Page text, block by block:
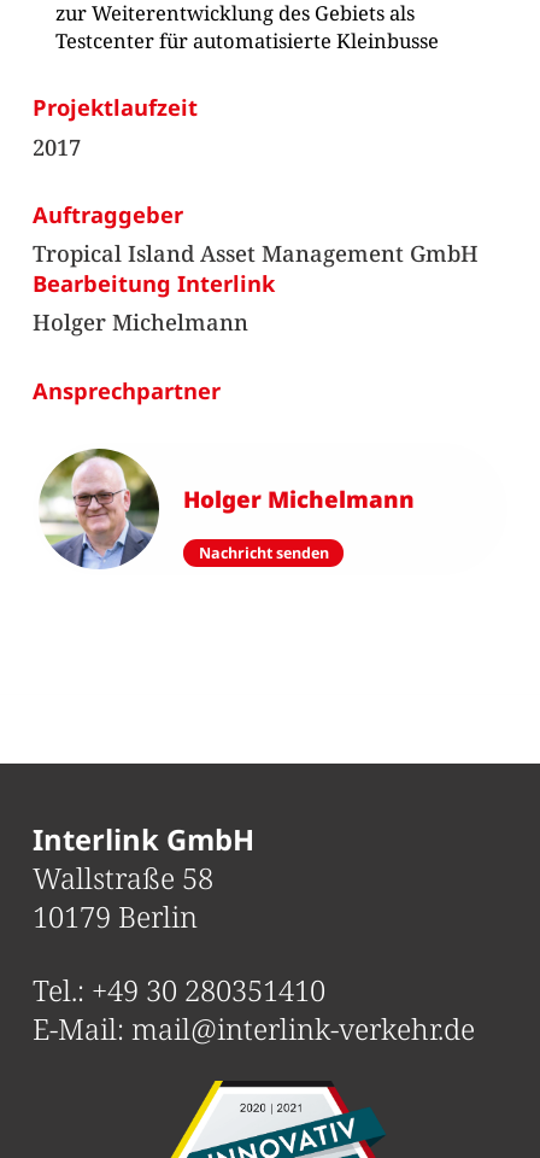
zur Weiterentwicklung des Gebiets als
Testcenter für automatisierte Kleinbusse
Projektlaufzeit
2017
Auftraggeber
Tropical Island Asset Management GmbH
Bearbeitung Interlink
Holger Michelmann
Ansprechpartner
Holger Michelmann
Nachricht senden
Interlink GmbH
Wallstraße 58
10179 Berlin
Tel.: +49 30 280351410
E-Mail: mail@interlink-verkehr.de